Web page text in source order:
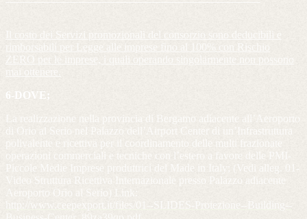
Il costo dei Servizi promozionali del consorzio sono deducibili e
rimborsabili per Legge alle imprese fino al 100% con Rischio
ZERO per le imprese, i quali operando singolarmente non possono
mai ottenere.
6-DOVE;
La realizzazione nella provincia di Bergamo adiacente all’Aeroporto
di Orio al Serio nel Palazzo dell’Airport Center di un’Infrastruttura
polivalente e ricettiva per il coordinamento delle multi frazionate
operazioni commerciali e tecniche con l’estero a favore delle PMI-
Piccole Medie Imprese produttrici del Made in Italy; (Vedi alleg. 01-
Video Struttura Ricettiva Internazionale presso Palazzo adiacente
Aeroporto Orio al Serio) Link:
http://www.ceepexport.it/files/01--SLIDES-Proiezione--Building--